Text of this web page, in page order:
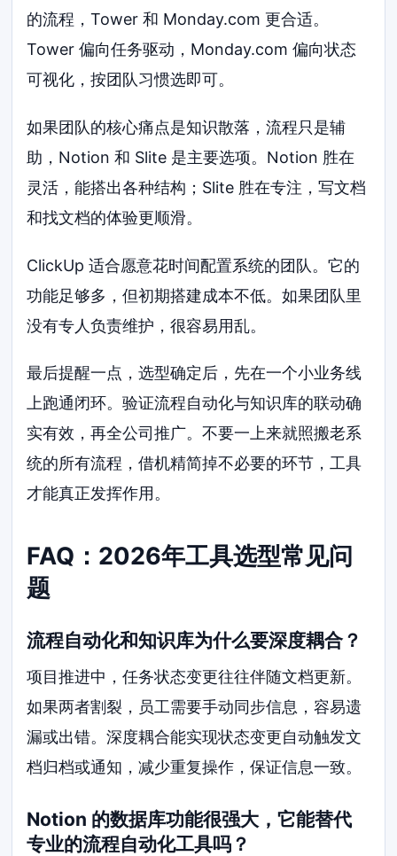
的流程，Tower 和 Monday.com 更合适。
Tower 偏向任务驱动，Monday.com 偏向状态
可视化，按团队习惯选即可。
如果团队的核心痛点是知识散落，流程只是辅
助，Notion 和 Slite 是主要选项。Notion 胜在
灵活，能搭出各种结构；Slite 胜在专注，写文档
和找文档的体验更顺滑。
ClickUp 适合愿意花时间配置系统的团队。它的
功能足够多，但初期搭建成本不低。如果团队里
没有专人负责维护，很容易用乱。
最后提醒一点，选型确定后，先在一个小业务线
上跑通闭环。验证流程自动化与知识库的联动确
实有效，再全公司推广。不要一上来就照搬老系
统的所有流程，借机精简掉不必要的环节，工具
才能真正发挥作用。
FAQ：2026年工具选型常见问
题
流程自动化和知识库为什么要深度耦合？
项目推进中，任务状态变更往往伴随文档更新。
如果两者割裂，员工需要手动同步信息，容易遗
漏或出错。深度耦合能实现状态变更自动触发文
档归档或通知，减少重复操作，保证信息一致。
Notion 的数据库功能很强大，它能替代
专业的流程自动化工具吗？